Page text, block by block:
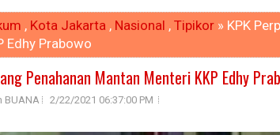
, Kota Jakarta , Nasional , Tipikor » KPK
Edhy Prabowo
Penahanan Mantan Menteri KKP Edhy
BUANA 2/22/2021 06:37:00 PM